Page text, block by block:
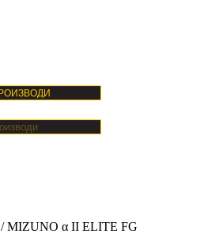
/ MIZUNO α II ELITE FG